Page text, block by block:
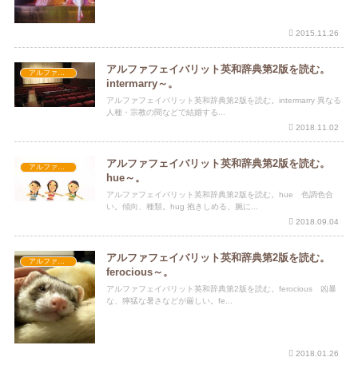
2015.11.26
アルファフェイバリット英和辞典第2版
アルファフェイバリット英和辞典第2版を読む。
intermarry～。
アルファフェイバリット英和辞典第2版を読む。intermarry 異なる
人種・宗教の間などで結婚する...
2018.11.02
アルファフェイバリット英和辞典第2版
アルファフェイバリット英和辞典第2版を読む。
hue～。
アルファフェイバリット英和辞典第2版を読む。hue 色調色合
い。傾向、種類。hug 抱きしめる、腕に...
2018.09.04
アルファフェイバリット英和辞典第2版
アルファフェイバリット英和辞典第2版を読む。
ferocious～。
アルファフェイバリット英和辞典第2版を読む。ferocious 凶暴
な、獰猛な暑さなどが厳しい。fe...
2018.01.26